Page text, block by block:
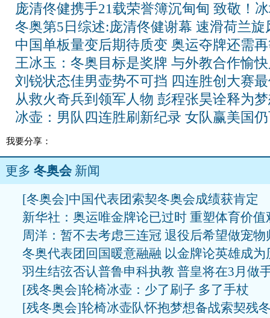
庞清佟健携手21载荣誉簿沉甸甸 致敬！
冬奥第5日综述:庞清佟健谢幕 速滑荷兰旋
中国单板量变后期待质变 奥运夺牌还需
王冰玉：冬奥目标是奖牌 与外教合作愉
刘锐状态佳男壶势不可挡 四连胜创大赛
从救火奇兵到领军人物 彭程张昊诠释为
冰壶：男队四连胜刷新纪录 女队赢美国
我要分享：
更多 冬奥会新闻
[冬奥会]中国代表团索契冬奥会成绩获肯定
新华社：奥运唯金牌论已过时 重塑体育价值
周洋：暂不去考虑三连冠 退役后希望做宠物
冬奥代表团回国暖意融融 以金牌论英雄成为
羽生结弦否认普鲁申科执教 普皇将在3月做
[残冬奥会]轮椅冰壶：少了刷子 多了手杖
[残冬奥会]轮椅冰壶队怀抱梦想备战索契残